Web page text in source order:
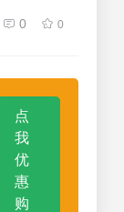
0 0
点
我
优
惠
购